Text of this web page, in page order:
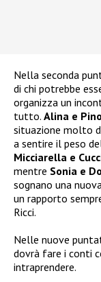
Nella seconda
di chi potrebbe
organizza un
tutto. Alina e Pino
situazione molto
a sentire il peso
Micciarella e
mentre Sonia e
sognano una
un rapporto
Ricci.
Nelle nuove
dovrà fare i conti
intraprendere.